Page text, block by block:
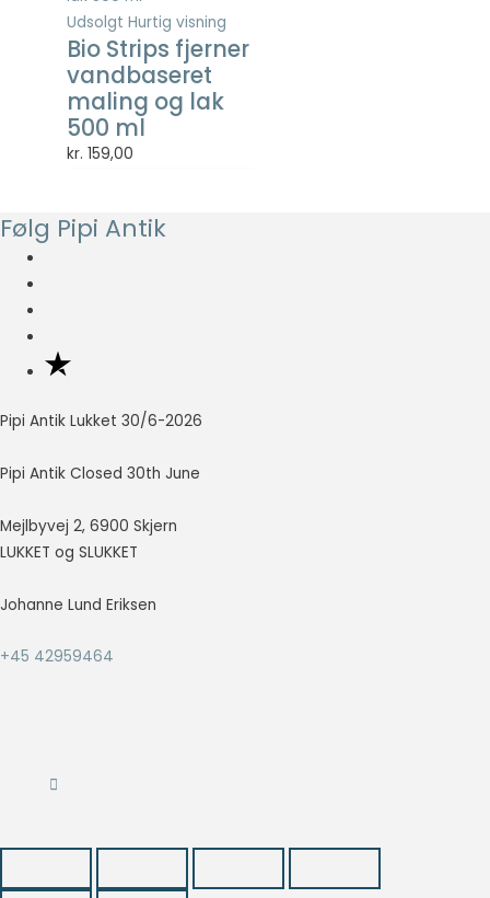
Udsolgt Hurtig visning
Bio Strips fjerner
vandbaseret
maling og lak
500 ml
kr. 159,00
Følg Pipi Antik
Pipi Antik Lukket 30/6-2026
Pipi Antik Closed 30th June
Mejlbyvej 2, 6900 Skjern
LUKKET og SLUKKET
Johanne Lund Eriksen
+45 42959464
webstedsejere
med at forstå,
hvordan de
besøgende
interagerer
hjemmesider
oplysninger
For at vores
hjemmeside
så godt som
dit besøg.
cookies,
forsvinder en
funktionalitet
bruges til at
på tværs af
Hensigten er